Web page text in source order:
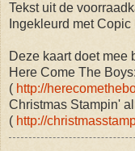
Tekst uit de
Ingekleurd met Copic
Deze kaart doet mee
Here Come The
( http://
Christmas Stampin'
( http://